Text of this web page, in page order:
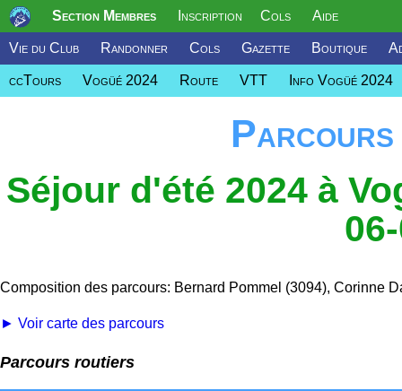
Section Membres Inscription Cols Aide
Vie du Club Randonner Cols Gazette Boutique
ccTours Vogüé 2024 Route VTT Info Vogüé 2024
Parcours
Séjour d'été 2024 à
Composition des parcours: Bernard Pommel (3094), Corinne
► Voir carte des parcours
Parcours routiers